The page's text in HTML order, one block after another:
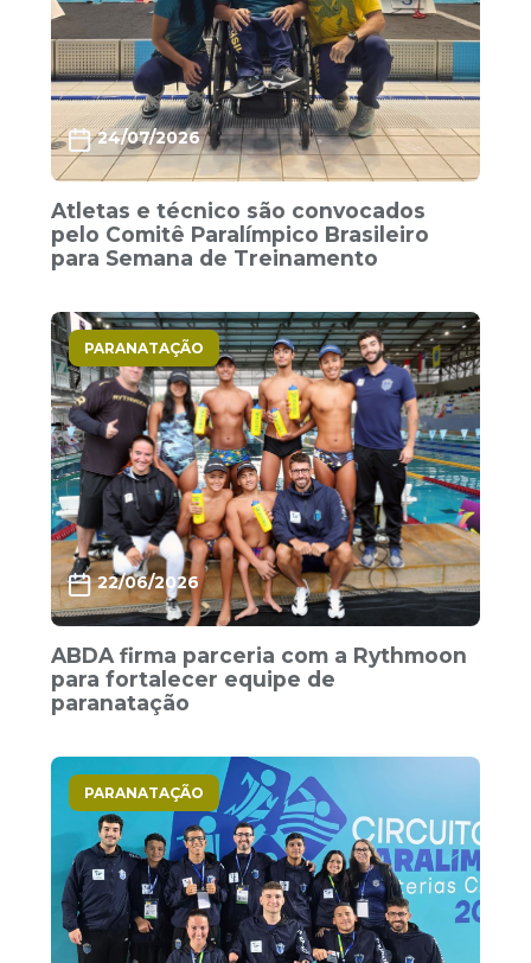
24/07/2026
Atletas e técnico são convocados
pelo Comitê Paralímpico Brasileiro
para Semana de Treinamento
PARANATAÇÃO
22/06/2026
ABDA firma parceria com a Rythmoon
para fortalecer equipe de
paranatação
PARANATAÇÃO